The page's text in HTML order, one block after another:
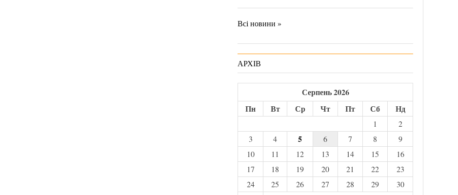
Всі новини »
АРХІВ
Серпень 2026
Пн
Вт Ср Чт Пт Сб Нд
1
2
3
4 5 6 7 8
9
10
11 12 13 14 15
16
17
18 19 20 21 22
23
24
25 26 27 28 29
30